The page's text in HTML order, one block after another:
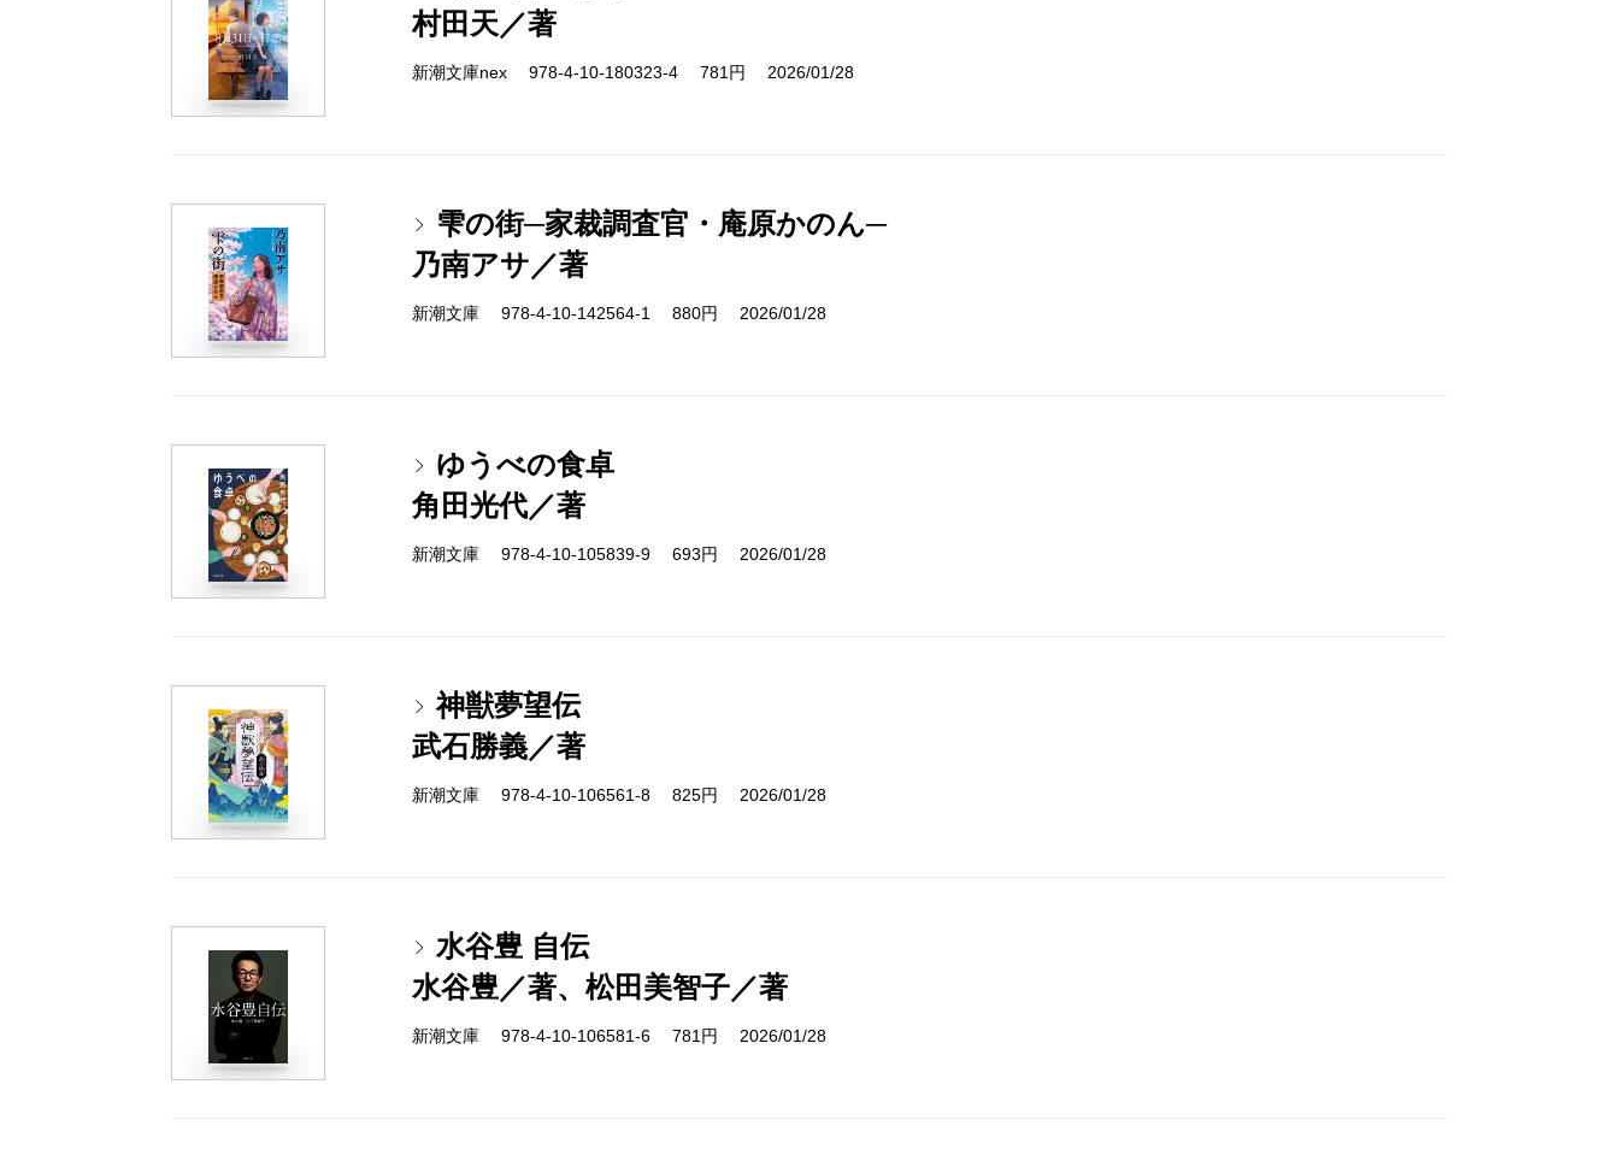
村田天／著
新潮文庫nex 978-4-10-180323-4 781円 2026/01/28
雫の街─家裁調査官・庵原かのん─
乃南アサ／著
新潮文庫 978-4-10-142564-1 880円 2026/01/28
ゆうべの食卓
角田光代／著
新潮文庫 978-4-10-105839-9 693円 2026/01/28
神獣夢望伝
武石勝義／著
新潮文庫 978-4-10-106561-8 825円 2026/01/28
水谷豊 自伝
水谷豊／著、松田美智子／著
新潮文庫 978-4-10-106581-6 781円 2026/01/28